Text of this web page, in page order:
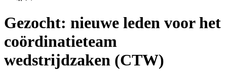
Gezocht: nieuwe leden voor het
coördinatieteam
wedstrijdzaken (CTW)